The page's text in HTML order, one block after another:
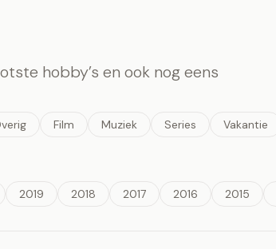
hobby’s en ook nog eens
Film Muziek Series Vakantie
2019 2018 2017 2016 2015